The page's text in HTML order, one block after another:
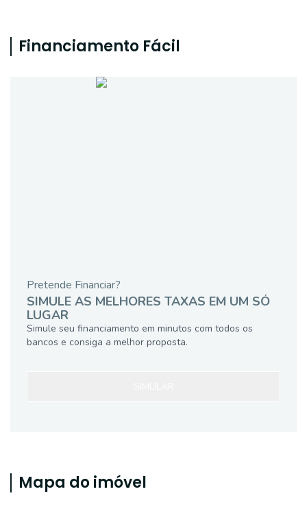
Financiamento Fácil
Pretende Financiar?
SIMULE AS MELHORES TAXAS EM UM SÓ
LUGAR
Simule seu financiamento em minutos com todos os
bancos e consiga a melhor proposta.
Mapa do imóvel